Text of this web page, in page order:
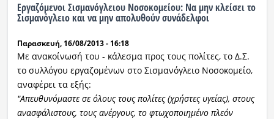
Εργαζόμενοι Σισμανόγλειου Νοσοκομείου: Να μην κλείσει το
Σισμανόγλειο και να μην απολυθούν συνάδελφοι
Παρασκευή, 16/08/2013 - 16:18
Με ανακοίνωσή του - κάλεσμα προς τους πολίτες, το Δ.Σ.
το συλλόγου εργαζομένων στο Σισμανόγλειο Νοσοκομείο,
αναφέρει τα εξής:
"Απευθυνόμαστε σε όλους τους πολίτες (χρήστες υγείας), στους
ανασφάλιστους, τους ανέργους, το φτωχοποιημένο πλεόν